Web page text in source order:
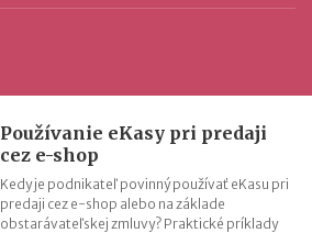
Používanie eKasy pri predaji
cez e-shop
Kedy je podnikateľ povinný používať eKasu pri
predaji cez e-shop alebo na základe
obstarávateľskej zmluvy? Praktické príklady